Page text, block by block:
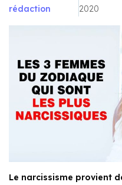
rédaction
2020
Le narcissisme provient